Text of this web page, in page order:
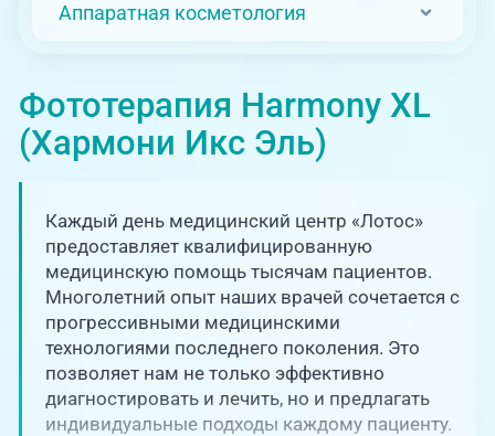
Отзывы
Адреса клиник
О клинике
Блог врачей
Новости
Медицина на дому
Телемедицина
+7 (351) 220-00-03
Единая справочная служба,
запись на прием
+7 (351) 220-03-03
Центр амбулаторной
онкологической помощи
+7 (7142) 927-003
Аппаратная косметология
Фототерапия Harmony XL
(Хармони Икс Эль)
Каждый день медицинский центр «Лотос»
предоставляет квалифицированную
медицинскую помощь тысячам пациентов.
Многолетний опыт наших врачей сочетается с
прогрессивными медицинскими
технологиями последнего поколения. Это
позволяет нам не только эффективно
диагностировать и лечить, но и предлагать
индивидуальные подходы каждому пациенту.